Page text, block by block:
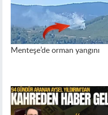
Menteşe’de orman yangını